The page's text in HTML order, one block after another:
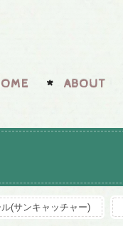
ABOUT
(サンキャッチャー)